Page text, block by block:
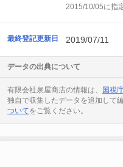
2015/10/05に指
最終登記更新日 2019/07/11
データの出典について
有限会社泉屋商店の情報は、 国税
独自で収集したデータを追加して
ついてをご覧ください。